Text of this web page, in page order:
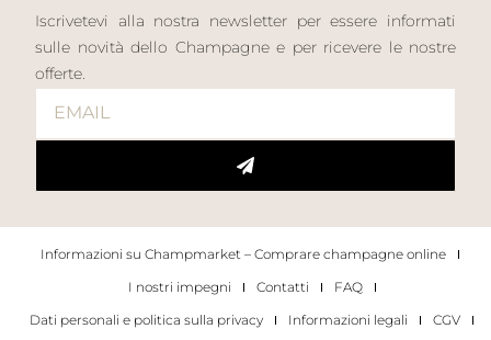
Iscrivetevi alla nostra newsletter per essere informati
sulle novità dello Champagne e per ricevere le nostre
offerte.
Informazioni su Champmarket – Comprare champagne online
I nostri impegni
Contatti
FAQ
Dati personali e politica sulla privacy
Informazioni legali CGV